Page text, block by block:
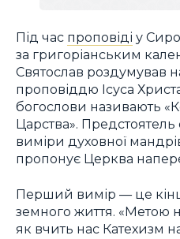
Під час проповіді у
за григоріанським
Святослав роздумував
проповіддю Ісуса
богослови називають
Царства».
виміри духовної
пропонує Церква
Перший вимір — це
земного життя. «Метою
як вчить нас Катехизм